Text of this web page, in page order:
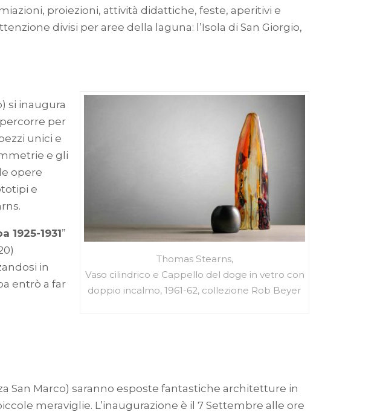
proiezioni, attività didattiche, feste, aperitivi e
divisi per aree della laguna: l’Isola di San Giorgio,
Thomas Stearns,
Vaso cilindrico e Cappello del doge in vetro con
doppio incalmo, 1961-62, collezione Rob Beyer
si inaugura
per
unici e
e gli
opere
e
1925-1931”
in
entrò a far
San Marco) saranno esposte fantastiche architetture in
meraviglie. L’inaugurazione è il 7 Settembre alle ore